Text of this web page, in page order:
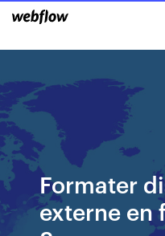
Formater
externe en